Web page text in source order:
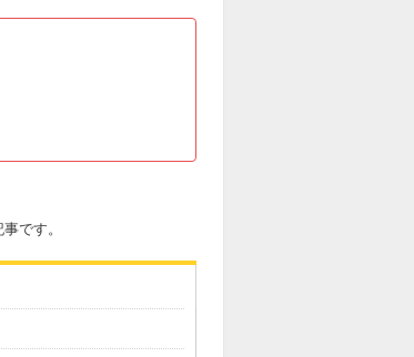
です。